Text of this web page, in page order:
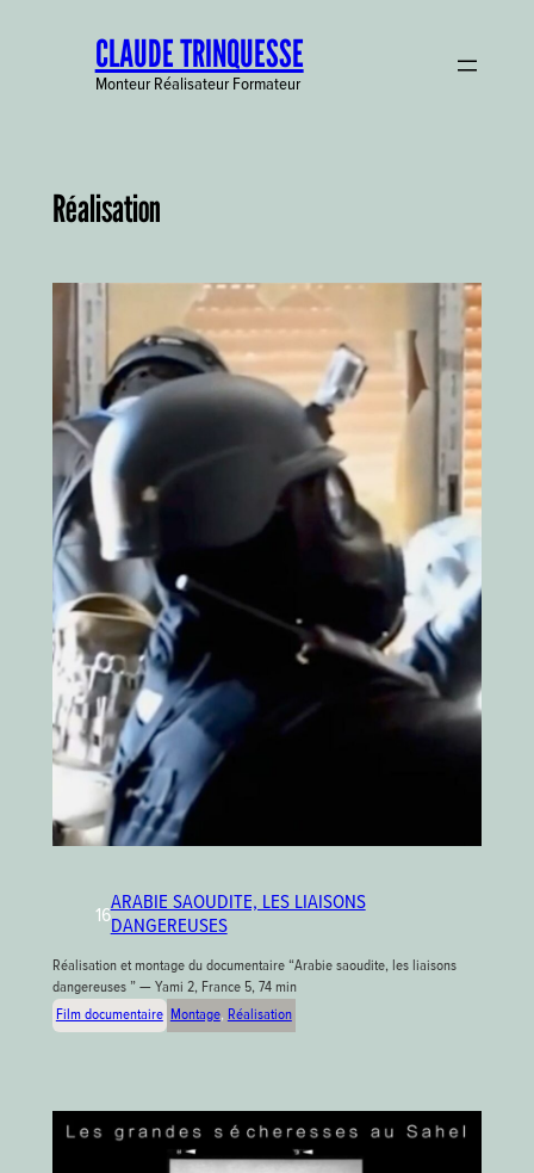
CLAUDE TRINQUESSE
Monteur Réalisateur Formateur
Réalisation
16
ARABIE SAOUDITE, LES LIAISONS
DANGEREUSES
Réalisation et montage du documentaire “Arabie saoudite, les liaisons
dangereuses ” — Yami 2, France 5, 74 min
Film documentaire
Montage, Réalisation